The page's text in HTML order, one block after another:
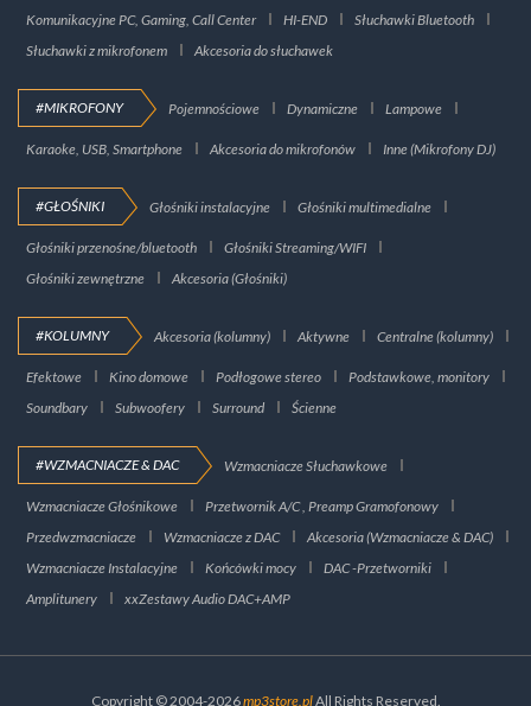
Komunikacyjne PC, Gaming, Call Center
HI-END
Słuchawki Bluetooth
Słuchawki z mikrofonem
Akcesoria do słuchawek
#MIKROFONY Pojemnościowe Dynamiczne Lampowe
Karaoke, USB, Smartphone Akcesoria do mikrofonów Inne (Mikrofony DJ)
#GŁOŚNIKI Głośniki instalacyjne Głośniki multimedialne
Głośniki przenośne/bluetooth
Głośniki Streaming/WIFI
Głośniki zewnętrzne
Akcesoria (Głośniki)
#KOLUMNY Akcesoria (kolumny) Aktywne Centralne (kolumny)
Efektowe Kino domowe Podłogowe stereo
Podstawkowe, monitory
Soundbary
Subwoofery Surround Ścienne
#WZMACNIACZE & DAC Wzmacniacze Słuchawkowe
Wzmacniacze Głośnikowe
Przetwornik A/C , Preamp Gramofonowy
Przedwzmacniacze
Wzmacniacze z DAC
Akcesoria (Wzmacniacze & DAC)
Wzmacniacze Instalacyjne
Końcówki mocy
DAC -Przetworniki
Amplitunery
xxZestawy Audio DAC+AMP
Copyright © 2004-2026mp3store.plAll Rights Reserved.